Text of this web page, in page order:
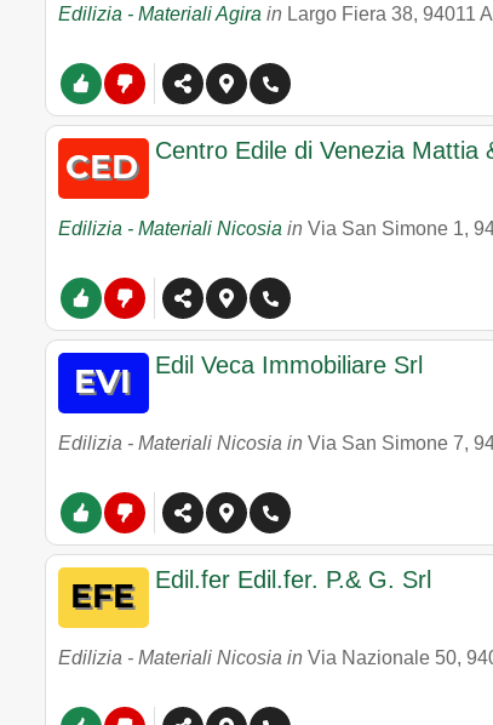
Edilizia - Materiali Agira in Largo Fiera 38, 94011
Centro Edile di Venezia Mattia
Edilizia - Materiali Nicosia in Via San Simone 1,
Edil Veca Immobiliare Srl
Edilizia - Materiali Nicosia in Via San Simone 7,
Edil.fer Edil.fer. P.& G. Srl
Edilizia - Materiali Nicosia in Via Nazionale 50,